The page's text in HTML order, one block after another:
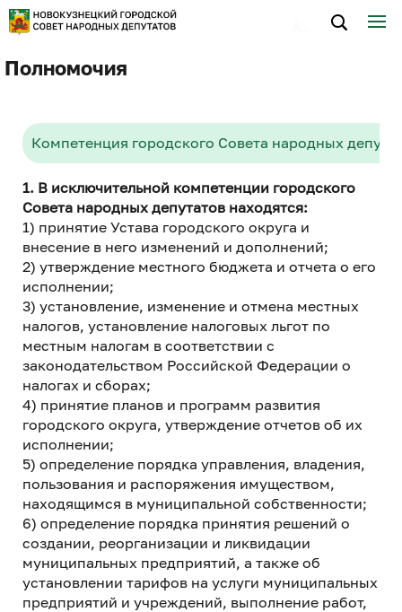
Полномочия
Компетенция городского Совета народных
1. В исключительной компетенции городского
Совета народных депутатов находятся:
1) принятие Устава городского округа и
внесение в него изменений и дополнений;
2) утверждение местного бюджета и отчета о его
исполнении;
3) установление, изменение и отмена местных
налогов, установление налоговых льгот по
местным налогам в соответствии с
законодательством Российской Федерации о
налогах и сборах;
4) принятие планов и программ развития
городского округа, утверждение отчетов об их
исполнении;
5) определение порядка управления, владения,
пользования и распоряжения имуществом,
находящимся в муниципальной собственности;
6) определение порядка принятия решений о
создании, реорганизации и ликвидации
муниципальных предприятий, а также об
установлении тарифов на услуги муниципальных
предприятий и учреждений, выполнение работ,